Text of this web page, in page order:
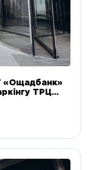
«Ощадбанк»
ТРЦ